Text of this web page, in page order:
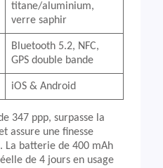
titane/aluminium,
verre saphir
Bluetooth 5.2, NFC,
GPS double bande
iOS & Android
347 ppp, surpasse la
assure une finesse
La batterie de 400 mAh
de 4 jours en usage